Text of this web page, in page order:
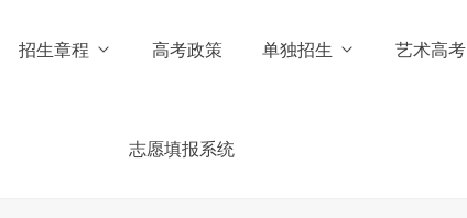
招生章程 高考政策 单独招生 艺术高考
志愿填报系统